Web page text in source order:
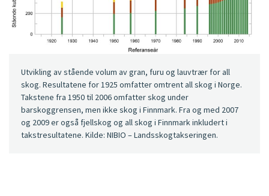
Utvikling av stående volum av gran, furu og lauvtrær for all
skog. Resultatene for 1925 omfatter omtrent all skog i Norge.
Takstene fra 1950 til 2006 omfatter skog under
barskoggrensen, men ikke skog i Finnmark. Fra og med 2007
og 2009 er også fjellskog og all skog i Finnmark inkludert i
takstresultatene. Kilde: NIBIO – Landsskogtakseringen.